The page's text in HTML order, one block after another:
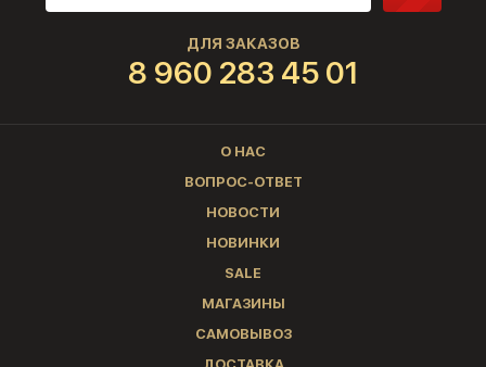
ДЛЯ ЗАКАЗОВ
8 960 283 45 01
О НАС
ВОПРОС-ОТВЕТ
НОВОСТИ
НОВИНКИ
SALE
МАГАЗИНЫ
САМОВЫВОЗ